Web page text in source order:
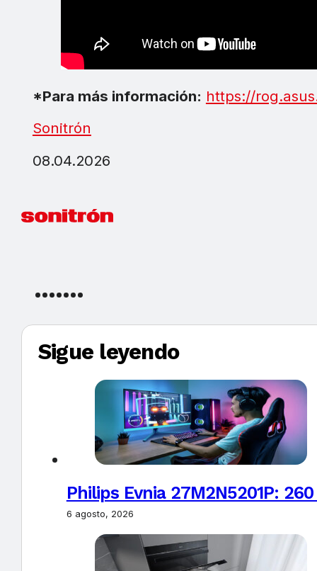
*Para más información: https://
Sonitrón
08.04.2026
Sigue leyendo
Philips Evnia 27M2N5201P:
6 agosto, 2026